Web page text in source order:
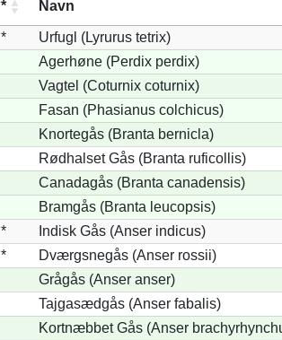
* Navn
*
Urfugl (Lyrurus tetrix)
Agerhøne (Perdix perdix)
Vagtel (Coturnix coturnix)
Fasan (Phasianus colchicus)
Knortegås (Branta bernicla)
Rødhalset Gås (Branta ruficollis)
Canadagås (Branta canadensis)
Bramgås (Branta leucopsis)
*
Indisk Gås (Anser indicus)
*
Dværgsnegås (Anser rossii)
Grågås (Anser anser)
Tajgasædgås (Anser fabalis)
Kortnæbbet Gås (Anser